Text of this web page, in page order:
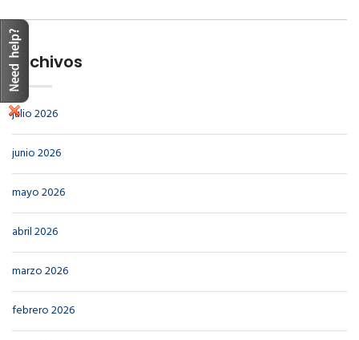
Archivos
julio 2026
junio 2026
mayo 2026
abril 2026
marzo 2026
febrero 2026